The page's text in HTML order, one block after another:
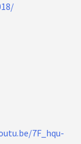
7F_hqu-